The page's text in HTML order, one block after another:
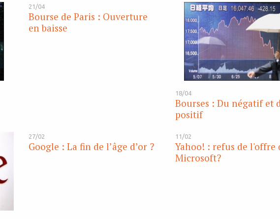
21/04
Bourse de Paris : Ouverture
en baisse
18/04
Bourses : Du négatif et
positif
27/02
Google : La fin de l’âge d’or ?
11/02
Yahoo! : refus de l'offre
Microsoft?